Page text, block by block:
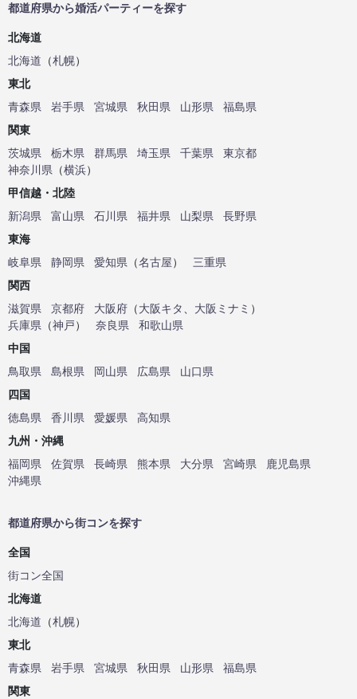
都道府県から婚活パーティーを探す
北海道
北海道 （札幌）
東北
青森県
岩手県 宮城県 秋田県 山形県
福島県
関東
茨城県
栃木県 群馬県 埼玉県 千葉県
東京都
神奈川県 （横浜）
甲信越・北陸
新潟県
富山県 石川県 福井県 山梨県
長野県
東海
岐阜県
静岡県 愛知県 （名古屋）
三重県
関西
滋賀県
京都府 大阪府 （大阪キタ 大阪ミナミ ）
兵庫県 （神戸） 奈良県
和歌山県
中国
鳥取県
島根県 岡山県 広島県
山口県
四国
徳島県
香川県 愛媛県
高知県
九州・沖縄
福岡県
佐賀県 長崎県 熊本県 大分県 宮崎県
鹿児島県
沖縄県
都道府県から街コンを探す
全国
街コン全国
北海道
北海道 （札幌）
東北
青森県
岩手県 宮城県 秋田県 山形県
福島県
関東